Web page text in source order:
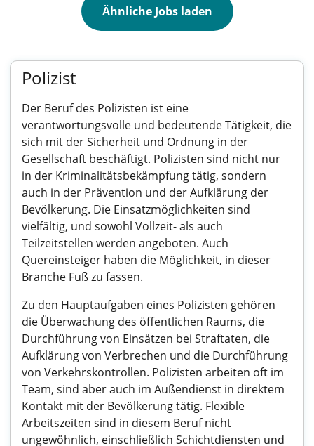
Ähnliche Jobs laden
Polizist
Der Beruf des Polizisten ist eine
verantwortungsvolle und bedeutende Tätigkeit, die
sich mit der Sicherheit und Ordnung in der
Gesellschaft beschäftigt. Polizisten sind nicht nur
in der Kriminalitätsbekämpfung tätig, sondern
auch in der Prävention und der Aufklärung der
Bevölkerung. Die Einsatzmöglichkeiten sind
vielfältig, und sowohl Vollzeit- als auch
Teilzeitstellen werden angeboten. Auch
Quereinsteiger haben die Möglichkeit, in dieser
Branche Fuß zu fassen.
Zu den Hauptaufgaben eines Polizisten gehören
die Überwachung des öffentlichen Raums, die
Durchführung von Einsätzen bei Straftaten, die
Aufklärung von Verbrechen und die Durchführung
von Verkehrskontrollen. Polizisten arbeiten oft im
Team, sind aber auch im Außendienst in direktem
Kontakt mit der Bevölkerung tätig. Flexible
Arbeitszeiten sind in diesem Beruf nicht
ungewöhnlich, einschließlich Schichtdiensten und